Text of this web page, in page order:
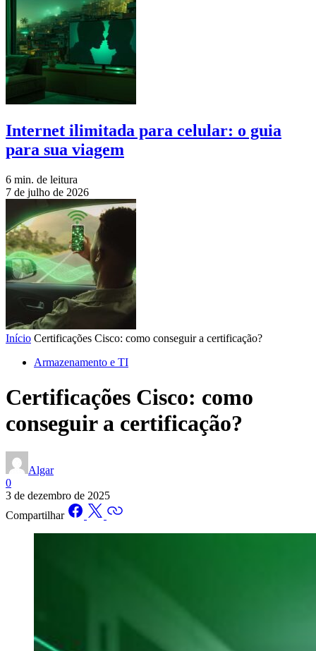
Internet ilimitada para celular: o guia
para sua viagem
6 min. de leitura
7 de julho de 2026
Início Certificações Cisco: como conseguir a certificação?
Armazenamento e TI
Certificações Cisco: como
conseguir a certificação?
Algar
0
3 de dezembro de 2025
Compartilhar